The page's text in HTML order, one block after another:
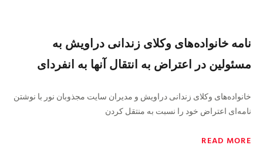
نامه خانواده‌های وکلای زندانی دراویش به
مسئولین در اعتراض به انتقال آنها به انفردای
خانواده‌های وکلای زندانی دراویش و مدیران سایت مجذوبان نور با نوشتن
نامه‌ای اعتراض خود را نسبت به منتقل کردن
READ MORE